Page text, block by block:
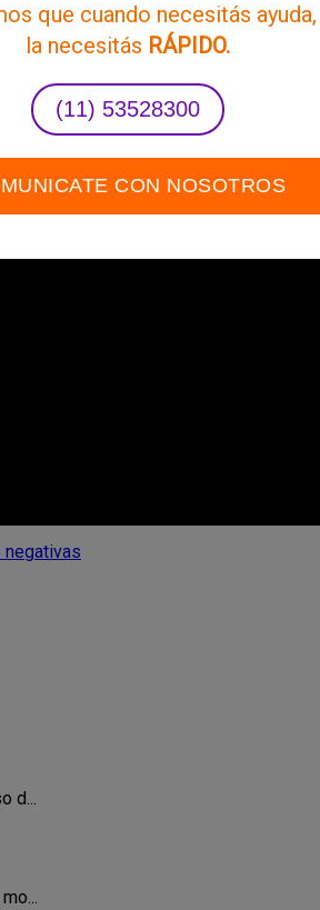
negativas
que cuando necesitás ayuda,
la necesitás RÁPIDO.
(11) 53528300
CON NOSOTROS